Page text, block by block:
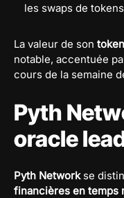
les swaps de
La valeur de son
notable, accentuée
cours de la semaine
Pyth
oracle
Pyth Networkse
financières en temps